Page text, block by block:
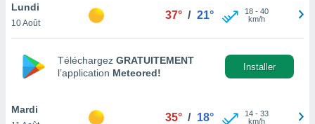
le
ainsi
un
la
du
Lundi
10 Août
37° / 21° 18- 40
km/h
Téléchargez GRATUITEMENT
l’application Meteored!
Installer
Mardi
35° / 18° 14- 33
km/h